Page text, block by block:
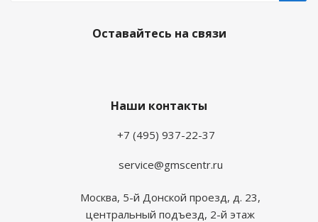
Оставайтесь на связи
Наши контакты
+7 (495) 937-22-37
service@gmscentr.ru
Москва, 5-й Донской проезд, д. 23,
центральный подъезд, 2-й этаж